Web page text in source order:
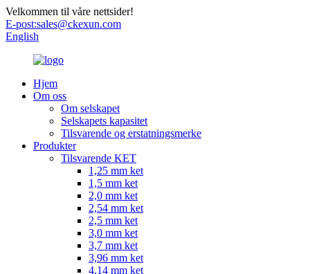
Velkommen til våre nettsider!
E-post:sales@ckexun.com
English
Hjem
Om oss
Om selskapet
Selskapets kapasitet
Tilsvarende og erstatningsmerke
Produkter
Tilsvarende KET
1,25 mm ket
1,5 mm ket
2,0 mm ket
2,54 mm ket
2,5 mm ket
3,0 mm ket
3,7 mm ket
3,96 mm ket
4,14 mm ket